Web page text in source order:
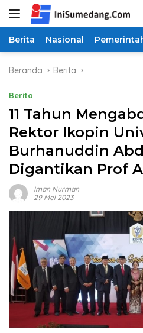
Langsung
Berita Nasional
Beranda Berita
Berita
11 Tahun
Rektor Ikopin
Burhanuddin
Digantikan Prof
Iman Nurman
29 Mei 2023